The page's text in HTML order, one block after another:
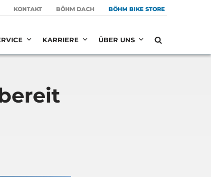
KON­TAKT BÖHM DACH BÖHM BIKE STORE
KARRIERE ÜBER UNS